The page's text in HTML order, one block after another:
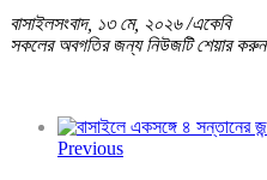
বাসাইলসংবাদ, ১৩ মে, ২০২৬ /একেবি
সকলের অবগতির জন্য নিউজটি শেয়ার করুন
Previous